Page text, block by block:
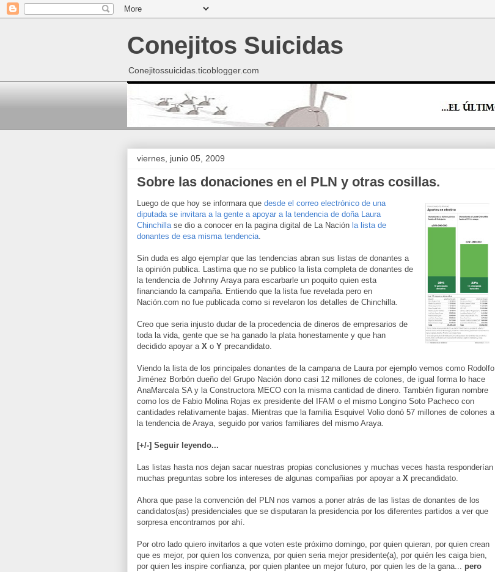
Conejitos Suicidas
Conejitossuicidas.ticoblogger.com
viernes, junio 05, 2009
Sobre las donaciones en el PLN y otras cosillas.
Luego de que hoy se informara que desde el correo electrónico de una
diputada se invitara a la gente a apoyar a la tendencia de doña Laura
Chinchilla se dio a conocer en la pagina digital de La Nación la lista de
donantes de esa misma tendencia.
Sin duda es algo ejemplar que las tendencias abran sus listas de donantes a
la opinión publica. Lastima que no se publico la lista completa de donantes de
la tendencia de Johnny Araya para escarbarle un poquito quien esta
financiando la campaña. Entiendo que la lista fue revelada pero en
Nación.com no fue publicada como si revelaron los detalles de Chinchilla.
Creo que seria injusto dudar de la procedencia de dineros de empresarios de
toda la vida, gente que se ha ganado la plata honestamente y que han
decidido apoyar a X o Y precandidato.
Viendo la lista de los principales donantes de la campana de Laura por ejemplo vemos como Rodolfo
Jiménez Borbón dueño del Grupo Nación dono casi 12 millones de colones, de igual forma lo hace
AnaMarcala SA y la Constructora MECO con la misma cantidad de dinero. También figuran nombre
como los de Fabio Molina Rojas ex presidente del IFAM o el mismo Longino Soto Pacheco con
cantidades relativamente bajas. Mientras que la familia Esquivel Volio donó 57 millones de colones a
la tendencia de Araya, seguido por varios familiares del mismo Araya.
[+/-] Seguir leyendo...
Las listas hasta nos dejan sacar nuestras propias conclusiones y muchas veces hasta responderían
muchas preguntas sobre los intereses de algunas compañias por apoyar a X precandidato.
Ahora que pase la convención del PLN nos vamos a poner atrás de las listas de donantes de los
candidatos(as) presidenciales que se disputaran la presidencia por los diferentes partidos a ver que
sorpresa encontramos por ahí.
Por otro lado quiero invitarlos a que voten este próximo domingo, por quien quieran, por quien crean
que es mejor, por quien los convenza, por quien seria mejor presidente(a), por quién les caiga bien,
por quien les inspire confianza, por quien plantee un mejor futuro, por quien les de la gana... pero